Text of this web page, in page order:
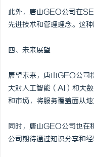
此外，唐山GEO公司在
先进技术和管理理念。这
四、未来展望
展望未来，唐山GEO公司
大对人工智能（AI）和大
和市场，将服务覆盖面从地
同时，唐山GEO公司也在
公司期待通过知识分享和